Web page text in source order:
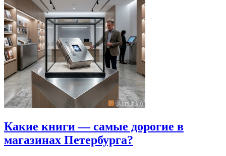
Какие книги — самые дорогие в
магазинах Петербурга?